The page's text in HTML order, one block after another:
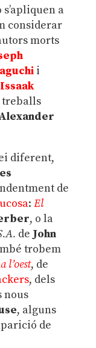
a
considerar
morts
i
Issaak
treballs
diferent,
de
: El
, o la
de John
trobem
l’oest, de
, dels
nous
, alguns
de